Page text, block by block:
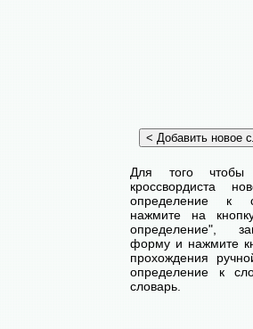
Для того чтобы
кроссвордиста
определение к
нажмите на
определение",
форму и нажмите
прохождения
определение к
словарь.